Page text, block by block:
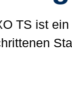
TS ist